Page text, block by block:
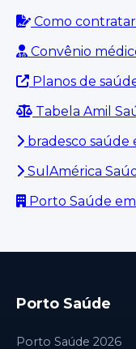
Como
Convênio
Planos de
Tabela Amil
bradesco saúde
SulAmérica
Porto Saúde
Porto Saúde
Porto Saúde 2026